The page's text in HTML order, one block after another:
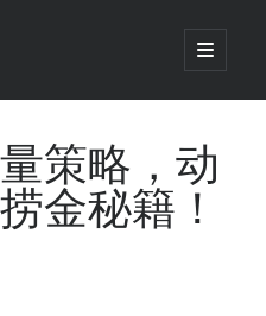
open
primary
分化
策略，动
金秘籍！